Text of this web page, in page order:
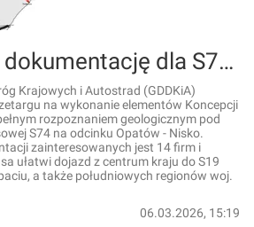
Kto wykona dokumentację dla S74 Opatów - Nisko, najkrótszego połączenia centrum z południowo-wschodnią Polską? ??
Krajowych i Autostrad (GDDKiA)
na wykonanie elementów Koncepcji
rozpoznaniem geologicznym pod
S74 na odcinku Opatów - Nisko.
zainteresowanych jest 14 firm i
ułatwi dojazd z centrum kraju do S19
a także południowych regionów woj.
06.03.2026, 15:19